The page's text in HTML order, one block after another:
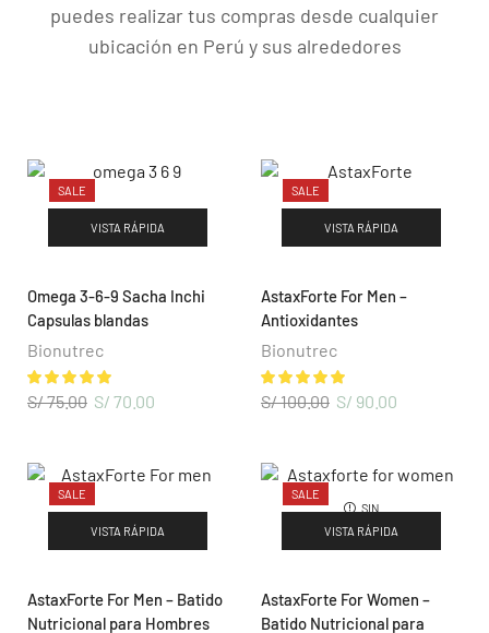
puedes realizar tus compras desde cualquier
ubicación en Perú y sus alrededores
SALE
VISTA RÁPIDA
Omega 3-6-9 Sacha Inchi
Capsulas blandas
Bionutrec
S/75.00 S/ 70.00
SALE
VISTA RÁPIDA
AstaxForte For Men –
Antioxidantes
Bionutrec
S/100.00 S/ 90.00
SALE
VISTA RÁPIDA
AstaxForte For Men – Batido
Nutricional para Hombres
SALE
SIN
EXISTENCIAS
VISTA RÁPIDA
AstaxForte For Women –
Batido Nutricional para